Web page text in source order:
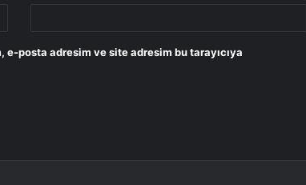
e-posta adresim ve site adresim bu tarayıcıya